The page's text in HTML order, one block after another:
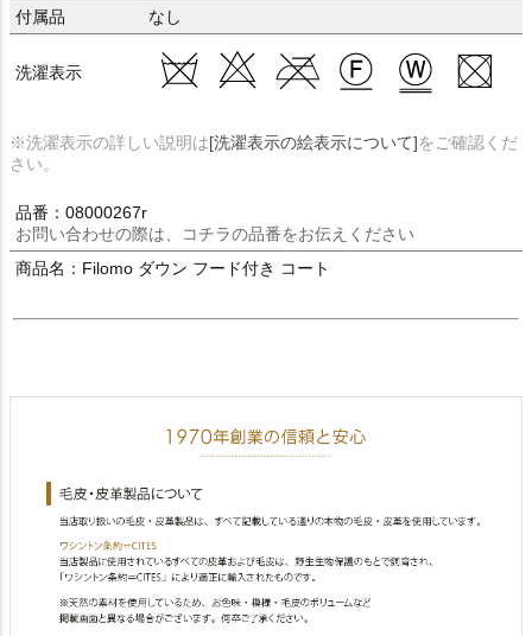
付属品
なし
洗濯表示
※洗濯表示の詳しい説明は[洗濯表示の絵表示について]をご確認くだ
さい。
品番：08000267r
お問い合わせの際は、コチラの品番をお伝えください
商品名：Filomo ダウン フード付き コート